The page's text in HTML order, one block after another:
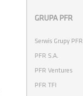
GRUPA PFR
Serwis Grupy PFR
PFR S.A.
PFR Ventures
PFR TFI